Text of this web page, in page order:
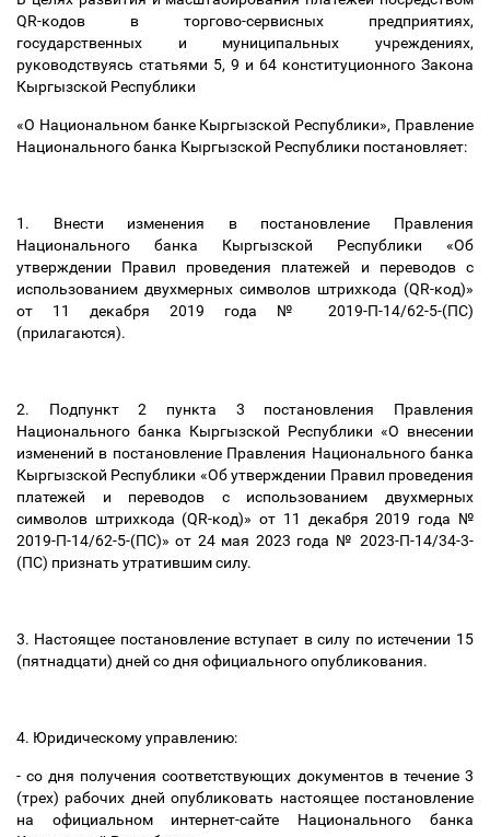
QR-кодов в торгово-сервисных предприятиях,
государственных и муниципальных учреждениях,
руководствуясь статьями 5, 9 и 64 конституционного Закона
Кыргызской Республики
«О Национальном банке Кыргызской Республики», Правление
Национального банка Кыргызской Республики постановляет:
1. Внести изменения в постановление Правления
Национального банка Кыргызской Республики «Об
утверждении Правил проведения платежей и переводов с
использованием двухмерных символов штрихкода (QR-код)»
от 11 декабря 2019 года № 2019-П-14/62-5-(ПС)
(прилагаются).
2. Подпункт 2 пункта 3 постановления Правления
Национального банка Кыргызской Республики «О внесении
изменений в постановление Правления Национального банка
Кыргызской Республики «Об утверждении Правил проведения
платежей и переводов с использованием двухмерных
символов штрихкода (QR-код)» от 11 декабря 2019 года №
2019-П-14/62-5-(ПС)» от 24 мая 2023 года № 2023-П-14/34-3-
(ПС) признать утратившим силу.
3. Настоящее постановление вступает в силу по истечении 15
(пятнадцати) дней со дня официального опубликования.
4. Юридическому управлению:
- со дня получения соответствующих документов в течение 3
(трех) рабочих дней опубликовать настоящее постановление
на официальном интернет-сайте Национального банка